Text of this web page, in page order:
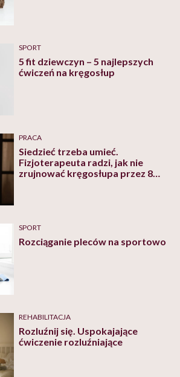
SPORT
5 fit dziewczyn – 5 najlepszych
ćwiczeń na kręgosłup
PRACA
Siedzieć trzeba umieć.
Fizjoterapeuta radzi, jak nie
zrujnować kręgosłupa przez 8
SPORT
Rozciąganie pleców na sportowo
REHABILITACJA
Rozluźnij się. Uspokajające
ćwiczenie rozluźniające